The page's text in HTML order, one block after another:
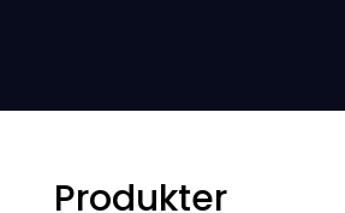
Produkter